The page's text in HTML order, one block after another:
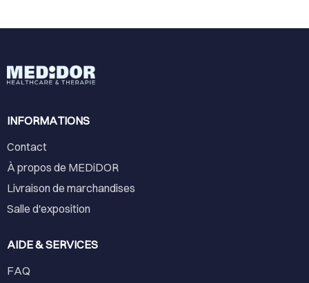
INFORMATIONS
Contact
À propos de MEDiDOR
Livraison de marchandises
Salle d'exposition
AIDE & SERVICES
FAQ